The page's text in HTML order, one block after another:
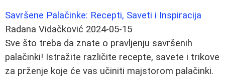
Savršene Palačinke: Recepti, Saveti i Inspiracija
Radana Vidačković 2024-05-15
Sve što treba da znate o pravljenju savršenih
palačinki! Istražite različite recepte, savete i trikove
za prženje koje će vas učiniti majstorom palačinki.